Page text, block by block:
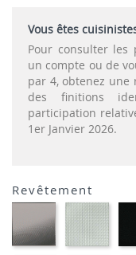
Vous êtes
Pour consulter les
un compte ou de
par 4, obtenez une
des finitions
participation
1er Janvier 2026.
Revêtement
CARBON
LOOK-
SIMILI
ALU-
SIMILI